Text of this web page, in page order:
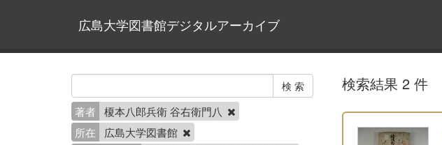
広島大学図書館デジタルアーカイブ
著者
榎本八郎兵衛 谷右衛門八
所在
広島大学図書館
検索結果 2 件